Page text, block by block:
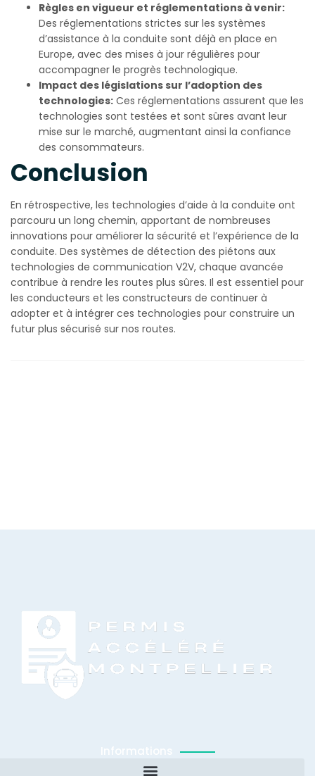
Règles en vigueur et réglementations à venir:
Des réglementations strictes sur les systèmes
d’assistance à la conduite sont déjà en place en
Europe, avec des mises à jour régulières pour
accompagner le progrès technologique.
Impact des législations sur l’adoption des
technologies: Ces réglementations assurent que les
technologies sont testées et sont sûres avant leur
mise sur le marché, augmentant ainsi la confiance
des consommateurs.
Conclusion
En rétrospective, les technologies d’aide à la conduite ont
parcouru un long chemin, apportant de nombreuses
innovations pour améliorer la sécurité et l’expérience de la
conduite. Des systèmes de détection des piétons aux
technologies de communication V2V, chaque avancée
contribue à rendre les routes plus sûres. Il est essentiel pour
les conducteurs et les constructeurs de continuer à
adopter et à intégrer ces technologies pour construire un
futur plus sécurisé sur nos routes.
Informations